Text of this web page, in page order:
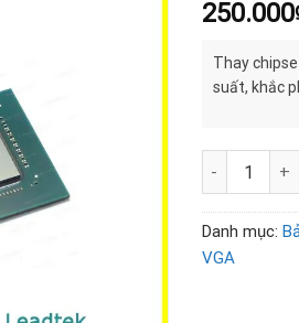
250.000
Thay
suất, khắc
Thay chipset
Danh mục:
VGA